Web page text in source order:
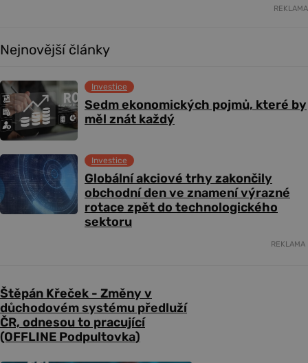
REKLAMA
Nejnovější články
Sedm ekonomických pojmů, které by
měl znát každý
Investice
Globální akciové trhy zakončily
obchodní den ve znamení výrazné
rotace zpět do technologického
sektoru
Investice
REKLAMA
Štěpán Křeček - Změny v
důchodovém systému předluží
ČR, odnesou to pracující
(OFFLINE Podpultovka)